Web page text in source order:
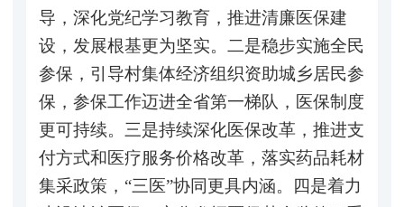
导，深化党纪学习教育，推进清廉医保建
设，发展根基更为坚实。二是稳步实施全民
参保，引导村集体经济组织资助城乡居民参
保，参保工作迈进全省第一梯队，医保制度
更可持续。三是持续深化医保改革，推进支
付方式和医疗服务价格改革，落实药品耗材
集采政策，“三医”协同更具内涵。四是着力